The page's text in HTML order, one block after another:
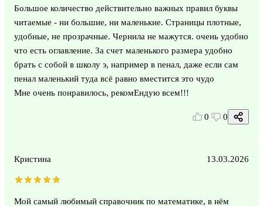
Большое количество действительно важных правил буквы
читаемые - ни большие, ни маленькие. Страницы плотные,
удобные, не прозрачные. Чернила не мажутся. очень удобно
что есть оглавление. За счет маленького размера удобно
брать с собой в школу э, например в пенал, даже если сам
пенал маленький туда всё равно вместится это чудо
Мне очень понравилось, рекомЕндую всем!!!
0 0
Кристина 13.03.2026
Мой самый любимый справочник по математике, в нём